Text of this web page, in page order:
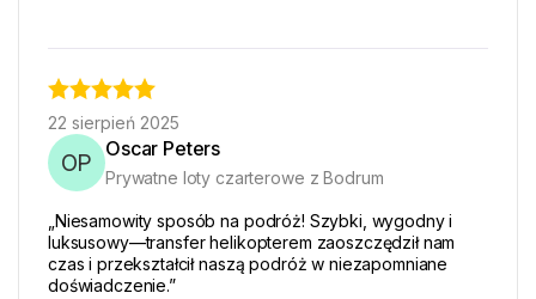
22 sierpień 2025
OP
Oscar Peters
Prywatne loty czarterowe z Bodrum
„Niesamowity sposób na podróż! Szybki, wygodny i
luksusowy—transfer helikopterem zaoszczędził nam
czas i przekształcił naszą podróż w niezapomniane
doświadczenie.”